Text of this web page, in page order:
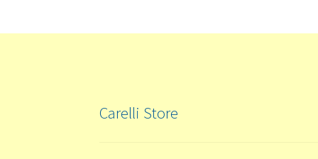
Carelli Store